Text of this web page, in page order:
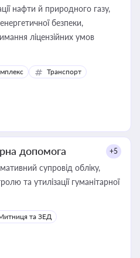
нафти й природного газу,
безпеки,
ліцензійних умов
Транспорт
допомога +5
супровід обліку,
та утилізації гуманітарної
та ЗЕД